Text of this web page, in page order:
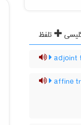
تلفظ
adjoint
affine